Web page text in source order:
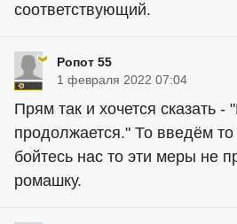
соответствующий.
Ропот 55
1 февраля 2022 07:04
Прям так и хочется сказать -
продолжается." То введём
бойтесь нас то эти меры не
ромашку.